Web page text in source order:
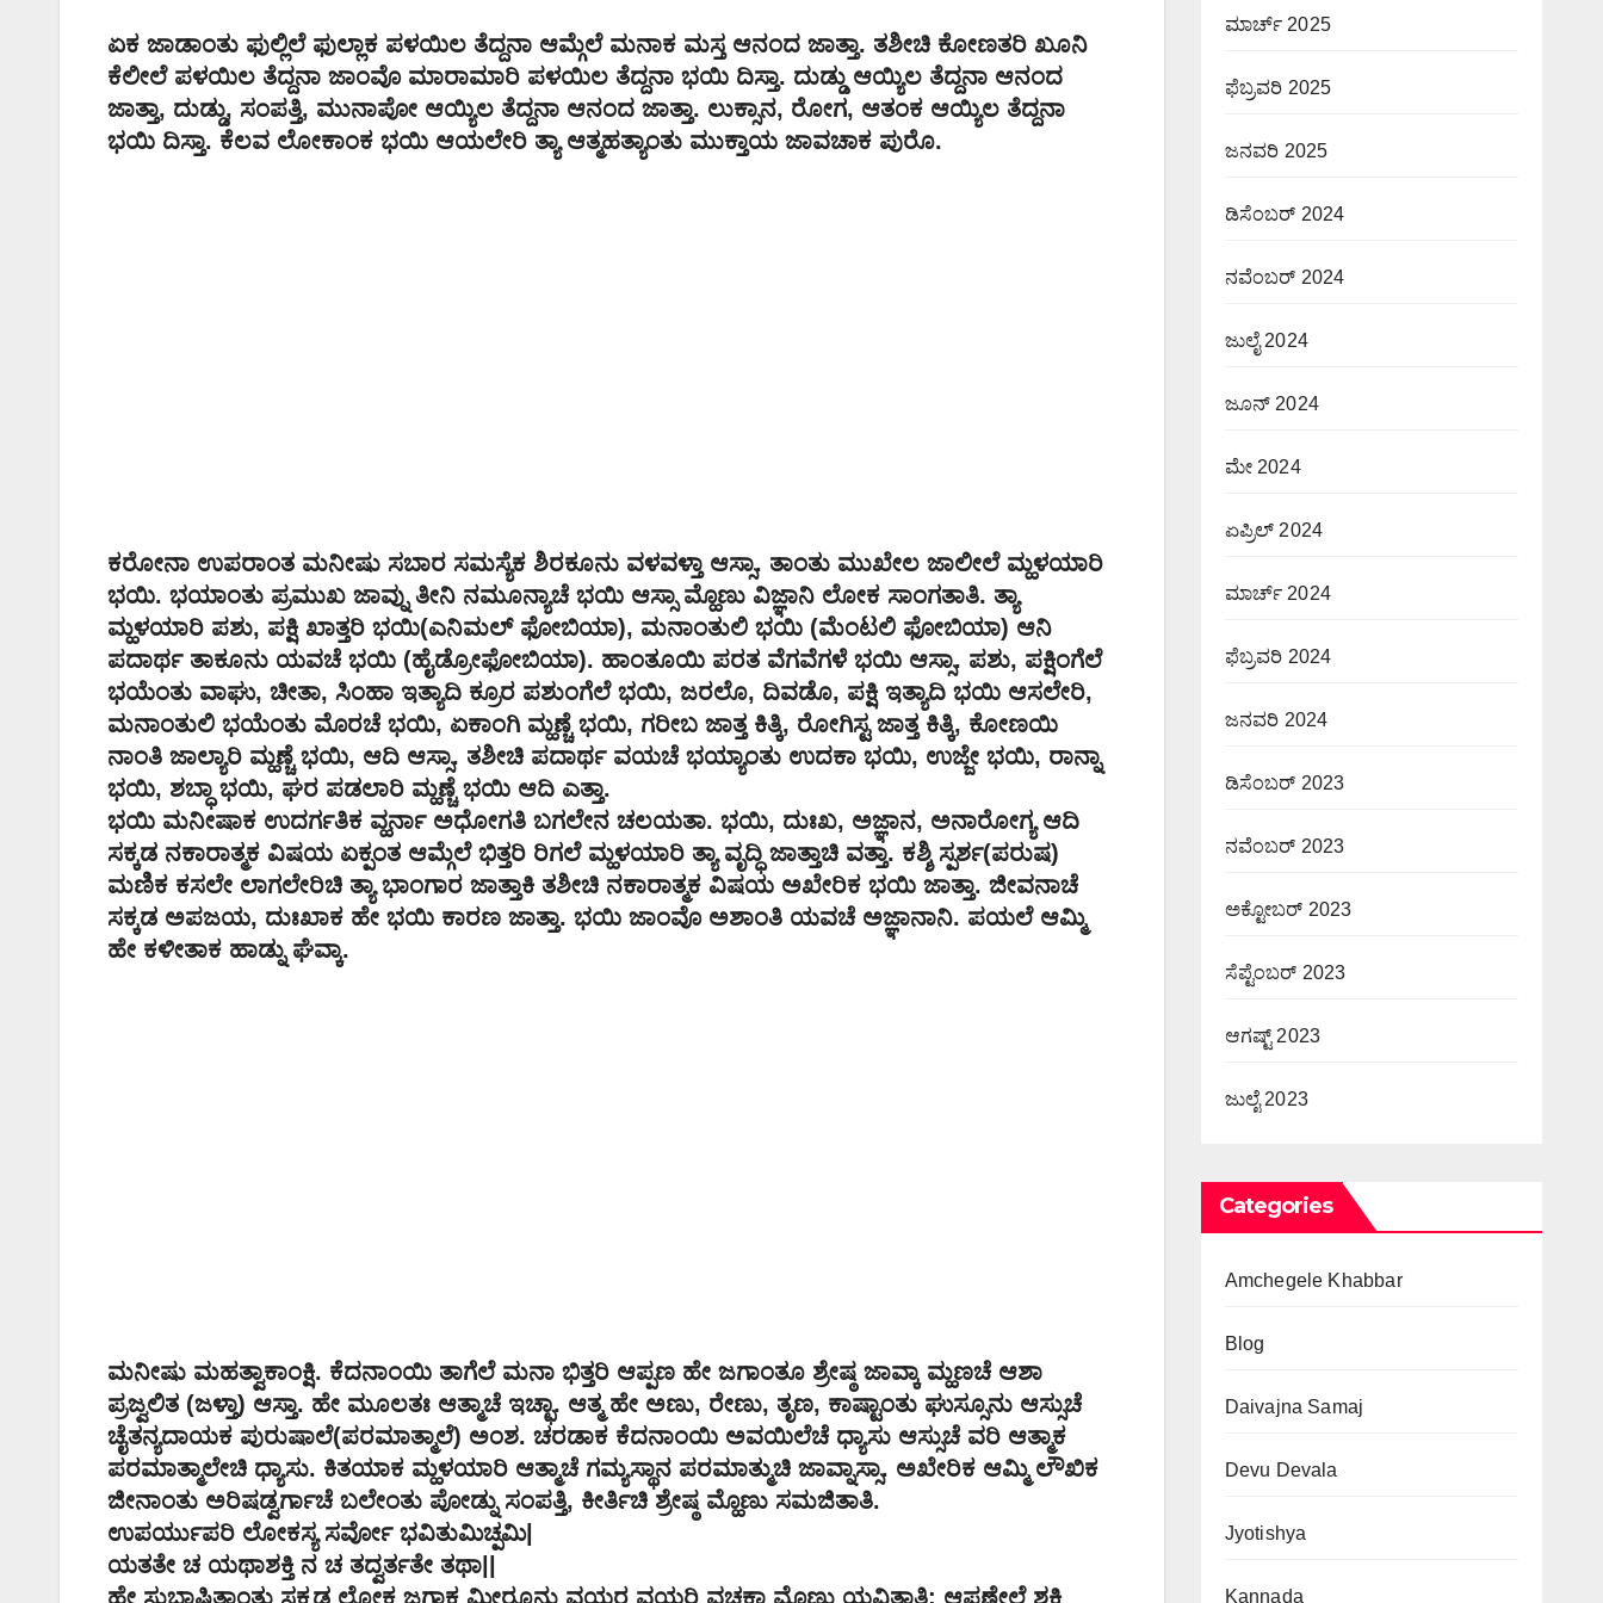
ಏಕ ಜಾಡಾಂತು ಫುಲ್ಲಿಲೆ ಫುಲ್ಲಾಕ ಪಳಯಿಲ ತೆದ್ದನಾ ಆಮ್ಗೆಲೆ ಮನಾಕ ಮಸ್ತ ಆನಂದ ಜಾತ್ತಾ. ತಶೀಚಿ ಕೋಣತರಿ ಖೂನಿ
ಕೆಲೀಲೆ ಪಳಯಿಲ ತೆದ್ದನಾ ಜಾಂವೊ ಮಾರಾಮಾರಿ ಪಳಯಿಲ ತೆದ್ದನಾ ಭಯಿ ದಿಸ್ತಾ. ದುಡ್ಡು ಆಯ್ಯಿಲ ತೆದ್ದನಾ ಆನಂದ
ಜಾತ್ತಾ, ದುಡ್ಡು, ಸಂಪತ್ತಿ, ಮುನಾಪೋ ಆಯ್ಯಿಲ ತೆದ್ದನಾ ಆನಂದ ಜಾತ್ತಾ. ಲುಕ್ಸಾನ, ರೋಗ, ಆತಂಕ ಆಯ್ಯಿಲ ತೆದ್ದನಾ
ಭಯಿ ದಿಸ್ತಾ. ಕೆಲವ ಲೋಕಾಂಕ ಭಯಿ ಆಯಲೇರಿ ತ್ಯಾ ಆತ್ಮಹತ್ಯಾಂತು ಮುಕ್ತಾಯ ಜಾವಚಾಕ ಪುರೊ.
ಕರೋನಾ ಉಪರಾಂತ ಮನೀಷು ಸಬಾರ ಸಮಸ್ಯೆಕ ಶಿರಕೂನು ವಳವಳ್ತಾ ಆಸ್ಸಾ. ತಾಂತು ಮುಖೇಲ ಜಾಲೀಲೆ ಮ್ಹಳಯಾರಿ
ಭಯಿ. ಭಯಾಂತು ಪ್ರಮುಖ ಜಾವ್ನು ತೀನಿ ನಮೂನ್ಯಾಚೆ ಭಯಿ ಆಸ್ಸಾ ಮ್ಹೊಣು ವಿಜ್ಞಾನಿ ಲೋಕ ಸಾಂಗತಾತಿ. ತ್ಯಾ
ಮ್ಹಳಯಾರಿ ಪಶು, ಪಕ್ಷಿ ಖಾತ್ತರಿ ಭಯಿ(ಎನಿಮಲ್ ಫೋಬಿಯಾ), ಮನಾಂತುಲಿ ಭಯಿ (ಮೆಂಟಲಿ ಫೋಬಿಯಾ) ಆನಿ
ಪದಾರ್ಥ ತಾಕೂನು ಯವಚೆ ಭಯಿ (ಹೈಡ್ರೋಫೋಬಿಯಾ). ಹಾಂತೂಯಿ ಪರತ ವೆಗವೆಗಳೆ ಭಯಿ ಆಸ್ಸಾ. ಪಶು, ಪಕ್ಷಿಂಗೆಲೆ
ಭಯೆಂತು ವಾಘು, ಚೀತಾ, ಸಿಂಹಾ ಇತ್ಯಾದಿ ಕ್ರೂರ ಪಶುಂಗೆಲೆ ಭಯಿ, ಜರಲೊ, ದಿವಡೊ, ಪಕ್ಷಿ ಇತ್ಯಾದಿ ಭಯಿ ಆಸಲೇರಿ,
ಮನಾಂತುಲಿ ಭಯೆಂತು ಮೊರಚೆ ಭಯಿ, ಏಕಾಂಗಿ ಮ್ಹಣ್ಚೆ ಭಯಿ, ಗರೀಬ ಜಾತ್ತ ಕಿತ್ಕಿ, ರೋಗಿಸ್ಟ ಜಾತ್ತ ಕಿತ್ಕಿ, ಕೋಣಯಿ
ನಾಂತಿ ಜಾಲ್ಯಾರಿ ಮ್ಹಣ್ಚೆ ಭಯಿ, ಆದಿ ಆಸ್ಸಾ. ತಶೀಚಿ ಪದಾರ್ಥ ವಯಚೆ ಭಯ್ಯಾಂತು ಉದಕಾ ಭಯಿ, ಉಜ್ಜೇ ಭಯಿ, ರಾನ್ನಾ
ಭಯಿ, ಶಬ್ಧಾ ಭಯಿ, ಘರ ಪಡಲಾರಿ ಮ್ಹಣ್ಚೆ ಭಯಿ ಆದಿ ಎತ್ತಾ.
ಭಯಿ ಮನೀಷಾಕ ಉದರ್ಗತಿಕ ವ್ಹರ್ನಾ ಅಧೋಗತಿ ಬಗಲೇನ ಚಲಯತಾ. ಭಯಿ, ದುಃಖ, ಅಜ್ಞಾನ, ಅನಾರೋಗ್ಯ ಆದಿ
ಸಕ್ಕಡ ನಕಾರಾತ್ಮಕ ವಿಷಯ ಏಕ್ಪಂತ ಆಮ್ಗೆಲೆ ಭಿತ್ತರಿ ರಿಗಲೆ ಮ್ಹಳಯಾರಿ ತ್ಯಾ ವೃದ್ಧಿ ಜಾತ್ತಾಚಿ ವತ್ತಾ. ಕಶ್ಶಿ ಸ್ಪರ್ಶ(ಪರುಷ)
ಮಣಿಕ ಕಸಲೇ ಲಾಗಲೇರಿಚಿ ತ್ಯಾ ಭಾಂಗಾರ ಜಾತ್ತಾಕಿ ತಶೀಚಿ ನಕಾರಾತ್ಮಕ ವಿಷಯ ಅಖೇರಿಕ ಭಯಿ ಜಾತ್ತಾ. ಜೀವನಾಚೆ
ಸಕ್ಕಡ ಅಪಜಯ, ದುಃಖಾಕ ಹೇ ಭಯಿ ಕಾರಣ ಜಾತ್ತಾ. ಭಯಿ ಜಾಂವೊ ಅಶಾಂತಿ ಯವಚೆ ಅಜ್ಞಾನಾನಿ. ಪಯಲೆ ಆಮ್ಮಿ
ಹೇ ಕಳೀತಾಕ ಹಾಡ್ನು ಘೆವ್ಕಾ.
ಮನೀಷು ಮಹತ್ವಾಕಾಂಕ್ಷಿ. ಕೆದನಾಂಯಿ ತಾಗೆಲೆ ಮನಾ ಭಿತ್ತರಿ ಆಪ್ಪಣ ಹೇ ಜಗಾಂತೂ ಶ್ರೇಷ್ಠ ಜಾವ್ಕಾ ಮ್ಹಣಚೆ ಆಶಾ
ಪ್ರಜ್ವಲಿತ (ಜಳ್ತಾ) ಆಸ್ತಾ. ಹೇ ಮೂಲತಃ ಆತ್ಮಾಚೆ ಇಚ್ಛಾ. ಆತ್ಮ ಹೇ ಅಣು, ರೇಣು, ತೃಣ, ಕಾಷ್ಟಾಂತು ಘುಸ್ಸೂನು ಆಸ್ಸುಚೆ
ಚೈತನ್ಯದಾಯಕ ಪುರುಷಾಲೆ(ಪರಮಾತ್ಮಾಲೆ) ಅಂಶ. ಚರಡಾಕ ಕೆದನಾಂಯಿ ಅವಯಿಲೆಚೆ ಧ್ಯಾಸು ಆಸ್ಸುಚೆ ವರಿ ಆತ್ಮಾಕ
ಪರಮಾತ್ಮಾಲೇಚಿ ಧ್ಯಾಸು. ಕಿತಯಾಕ ಮ್ಹಳಯಾರಿ ಆತ್ಮಾಚೆ ಗಮ್ಯಸ್ಥಾನ ಪರಮಾತ್ಮುಚಿ ಜಾವ್ನಾಸ್ಸಾ. ಅಖೇರಿಕ ಆಮ್ಮಿ ಲೌಖಿಕ
ಜೀನಾಂತು ಅರಿಷಡ್ವರ್ಗಾಚೆ ಬಲೇಂತು ಪೋಡ್ನು ಸಂಪತ್ತಿ, ಕೀರ್ತಿಚಿ ಶ್ರೇಷ್ಠ ಮ್ಹೊಣು ಸಮಜಿತಾತಿ.
ಉಪರ್ಯುಪರಿ ಲೋಕಸ್ಯ ಸರ್ವೋ ಭವಿತುಮಿಚ್ಪಮಿ|
ಯತತೇ ಚ ಯಥಾಶಕ್ತಿ ನ ಚ ತದ್ವರ್ತತೇ ತಥಾ||
ಹೇ ಸುಭಾಷಿತಾಂತು ಸಕ್ಕಡ ಲೋಕ ಜಗಾಕ ಮೀರೂನು ವಯರ ವಯರಿ ವಚಕಾ ಮ್ಹೊಣು ಯವ್ಜಿತಾತಿ; ಆಪಣೇಲೆ ಶಕ್ತಿ
ಮಾರ್ಚ್ 2025
ಫೆಬ್ರವರಿ 2025
ಜನವರಿ 2025
ಡಿಸೆಂಬರ್ 2024
ನವೆಂಬರ್ 2024
ಜುಲೈ 2024
ಜೂನ್ 2024
ಮೇ 2024
ಏಪ್ರಿಲ್ 2024
ಮಾರ್ಚ್ 2024
ಫೆಬ್ರವರಿ 2024
ಜನವರಿ 2024
ಡಿಸೆಂಬರ್ 2023
ನವೆಂಬರ್ 2023
ಅಕ್ಟೋಬರ್ 2023
ಸೆಪ್ಟೆಂಬರ್ 2023
ಆಗಷ್ಟ್ 2023
ಜುಲೈ 2023
Categories
Amchegele Khabbar
Blog
Daivajna Samaj
Devu Devala
Jyotishya
Kannada